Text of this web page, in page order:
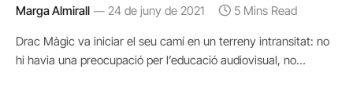
Marga Almirall 24 de juny de 2021 5 Mins Read
Drac Màgic va iniciar el seu camí en un terreny intransitat: no
hi havia una preocupació per l’educació audiovisual, no…